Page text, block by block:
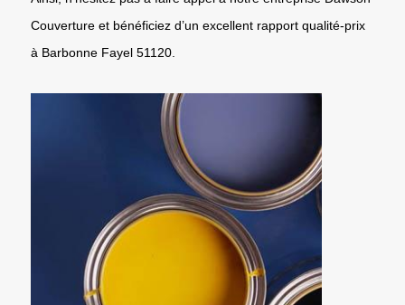
Couverture et bénéficiez d’un excellent rapport qualité-prix
à Barbonne Fayel 51120.